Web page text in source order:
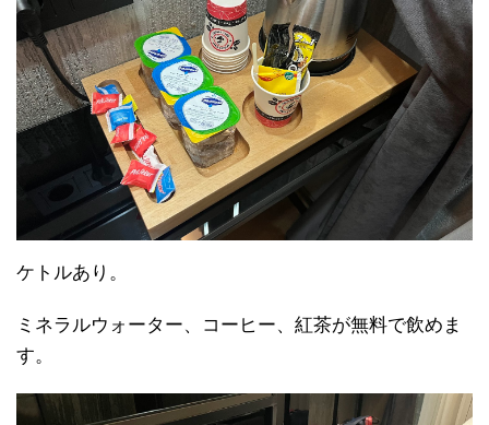
ケトルあり。
ミネラルウォーター、コーヒー、紅茶が無料で飲めま
す。